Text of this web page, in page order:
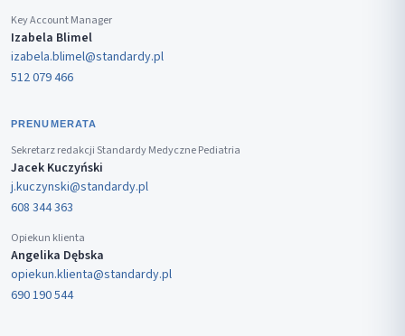
Key Account Manager
Izabela Blimel
izabela.blimel@standardy.pl
512 079 466
PRENUMERATA
Sekretarz redakcji Standardy Medyczne Pediatria
Jacek Kuczyński
j.kuczynski@standardy.pl
608 344 363
Opiekun klienta
Angelika Dębska
opiekun.klienta@standardy.pl
690 190 544